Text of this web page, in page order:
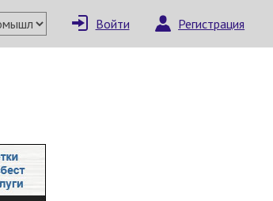
Войти Регистрация
Написать поставщику